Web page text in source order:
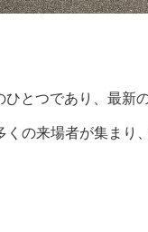
とつであり、最新
の来場者が集まり